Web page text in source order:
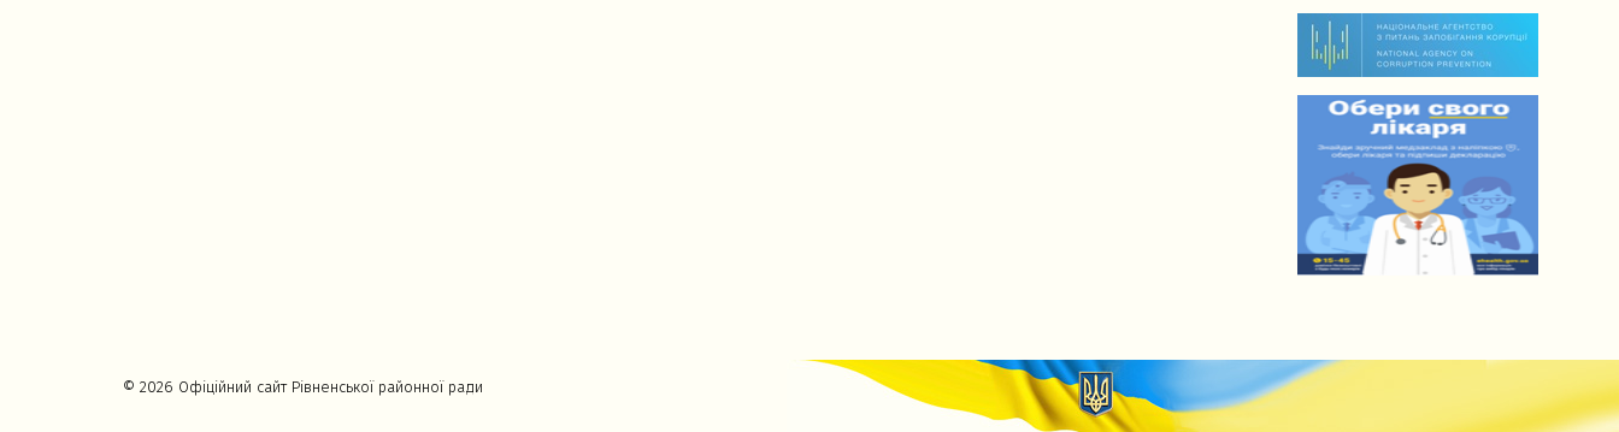
© 2026 Офіційний сайт Рівненської районної ради